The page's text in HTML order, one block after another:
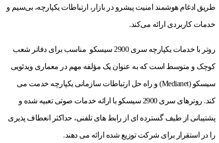
طریق ادغام هوشمند امنیت پیشرو در بازار، ارتباطات یکپارچه، بی‌سیم و
خدمات کاربردی ارائه می‌کند.
روتر با خدمات یکپارچه سری 2900 سیسکو ‌ مناسب برای دفاتر شعب
کوچک و متوسط است که به عنوان یک مؤلفه مهم در معماری ویدئویی
سیسکو (Medianet) و راه حل ارتباطات سازمانی یکپارچه خدمت می
کند. روترهای سری 2900 سیسکو با ارائه خدمات صوتی تعبیه شده و
پشتیبانی از طیف گسترده ای از رابط های تلفنی، حداکثر انعطاف پذیری
را در استقرار برای شرکت توزیع شده ارائه می دهند.